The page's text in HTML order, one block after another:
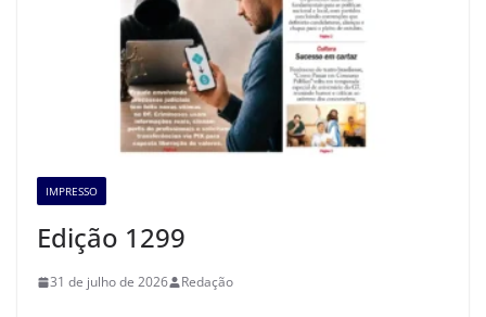
IMPRESSO
Edição 1299
31 de julho de 2026 Redação